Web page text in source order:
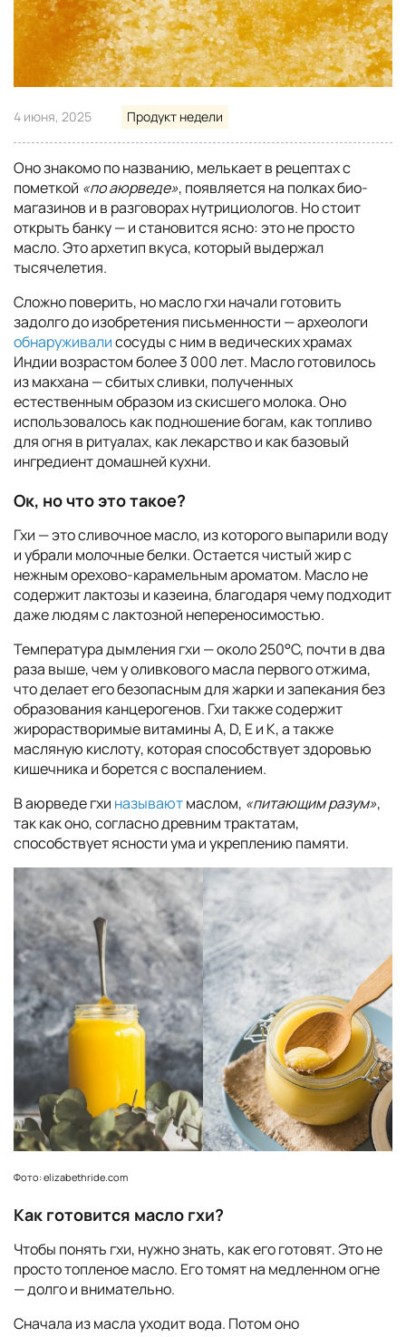
4 июня, 2025 Продукт недели
Оно знакомо по названию, мелькает в рецептах с
пометкой «по аюрведе», появляется на полках био-
магазинов и в разговорах нутрициологов. Но стоит
открыть банку — и становится ясно: это не просто
масло. Это архетип вкуса, который выдержал
тысячелетия.
Сложно поверить, но масло гхи начали готовить
задолго до изобретения письменности — археологи
обнаруживалисосуды с ним в ведических храмах
Индии возрастом более 3 000 лет. Масло готовилось
из макхана — сбитых сливки, полученных
естественным образом из скисшего молока. Оно
использовалось как подношение богам, как топливо
для огня в ритуалах, как лекарство и как базовый
ингредиент домашней кухни.
Ок, но что это такое?
Гхи — это сливочное масло, из которого выпарили воду
и убрали молочные белки. Остается чистый жир с
нежным орехово-карамельным ароматом. Масло не
содержит лактозы и казеина, благодаря чему подходит
даже людям с лактозной непереносимостью.
Температура дымления гхи — около 250°C, почти в два
раза выше, чем у оливкового масла первого отжима,
что делает его безопасным для жарки и запекания без
образования канцерогенов. Гхи также содержит
жирорастворимые витамины A, D, E и K, а также
масляную кислоту, которая способствует здоровью
кишечника и борется с воспалением.
В аюрведе гхи называютмаслом, «питающим разум»,
так как оно, согласно древним трактатам,
способствует ясности ума и укреплению памяти.
Фото: elizabethride.com
Как готовится масло гхи?
Чтобы понять гхи, нужно знать, как его готовят. Это не
просто топленое масло. Его томят на медленном огне
— долго и внимательно.
Сначала из масла уходит вода. Потом оно